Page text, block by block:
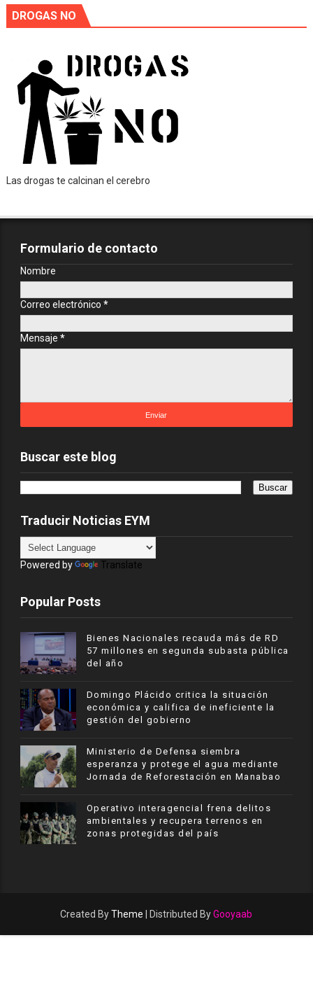
DROGAS NO
Las drogas te calcinan el cerebro
Formulario de contacto
Nombre
Correo electrónico *
Mensaje *
Buscar este blog
Traducir Noticias EYM
Powered by Translate
Popular Posts
Bienes Nacionales recauda más de RD
57 millones en segunda subasta pública
del año
​Domingo Plácido critica la situación
económica y califica de ineficiente la
gestión del gobierno
Ministerio de Defensa siembra
esperanza y protege el agua mediante
Jornada de Reforestación en Manabao
Operativo interagencial frena delitos
ambientales y recupera terrenos en
zonas protegidas del país
Created ByTheme | Distributed ByGooyaab